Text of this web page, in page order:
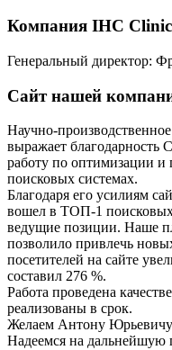
Компания IHC Clinic
Генеральный директор:
Сайт нашей
Научно-
выражает
работу по оптимизации
поисковых системах.
Благодаря его усилиям
вошел в ТОП-1 поисковых
ведущие позиции. Наше
позволило привлечь
посетителей на сайте
составил 276 %.
Работа проведена
реализованы в срок.
Желаем Антону
Надеемся на дальнейшую